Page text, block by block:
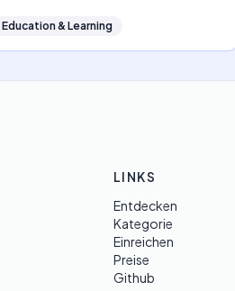
Education & Learning
LINKS
Entdecken
Kategorie
Einreichen
Preise
Github